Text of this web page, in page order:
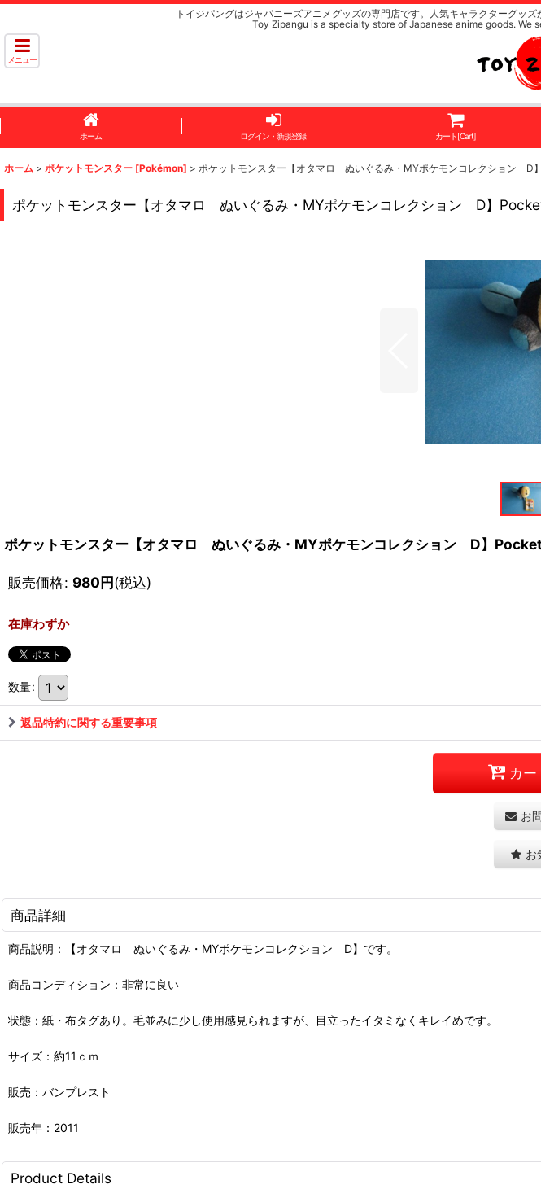
トイジパングはジャパニーズアニメグッズの専門店です。人気キャラクターグッ
Toy Zipangu is a specialty store of Japanese anime goods. We
メニュー
ホーム ログイン・新規登録 カート[Cart]
ホーム > ポケットモンスター [Pokémon] > ポケットモンスター【オタマロ ぬいぐるみ・MYポケモンコレクション
ポケットモンスター【オタマロ ぬいぐるみ・MYポケモンコレクション D】
ポケットモンスター【オタマロ ぬいぐるみ・MYポケモンコレクション D】
販売価格: 980円(税込)
在庫わずか
数量:
返品特約に関する重要事項
カー
お
お
商品詳細
商品説明：【オタマロ ぬいぐるみ・MYポケモンコレクション D】です。
商品コンディション：非常に良い
状態：紙・布タグあり。毛並みに少し使用感見られますが、目立ったイタミなくキレイめです。
サイズ：約11ｃｍ
販売：バンプレスト
販売年：2011
Product Details